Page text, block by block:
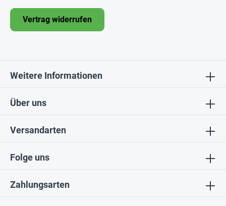
Folge uns
Über uns
Vertrag widerrufen
Weitere Informationen
Zahlungsarten
Versandarten